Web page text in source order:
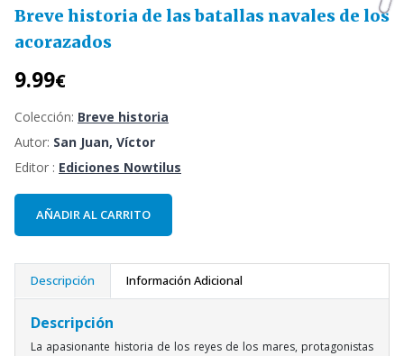
Breve historia de las batallas navales de los
acorazados
9.99€
Colección: Breve historia
Autor: San Juan, Víctor
Editor : Ediciones Nowtilus
AÑADIR AL CARRITO
Descripción Información Adicional
Descripción
La apasionante historia de los reyes de los mares, protagonistas